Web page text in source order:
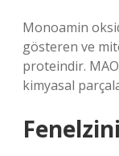
Monoamin
gösteren ve
proteindir.
kimyasal